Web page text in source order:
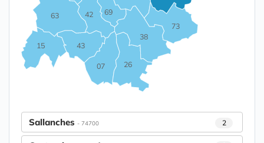
07
15
26
38
42
43
63
69
73
Sallanches - 74700 2